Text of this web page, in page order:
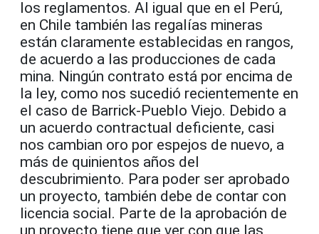
los reglamentos. Al igual que en el Perú,
en Chile también las regalías mineras
están claramente establecidas en rangos,
de acuerdo a las producciones de cada
mina. Ningún contrato está por encima de
la ley, como nos sucedió recientemente en
el caso de Barrick-Pueblo Viejo. Debido a
un acuerdo contractual deficiente, casi
nos cambian oro por espejos de nuevo, a
más de quinientos años del
descubrimiento. Para poder ser aprobado
un proyecto, también debe de contar con
licencia social. Parte de la aprobación de
un proyecto tiene que ver con que las